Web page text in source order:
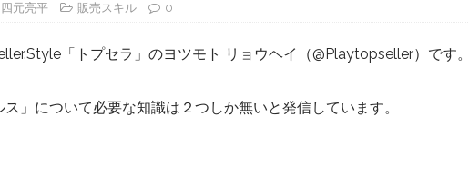
四元亮平 販売スキル 0
「トプセラ」のヨツモト リョウヘイ（@Playtopseller）です。
」について必要な知識は２つしか無いと発信しています。